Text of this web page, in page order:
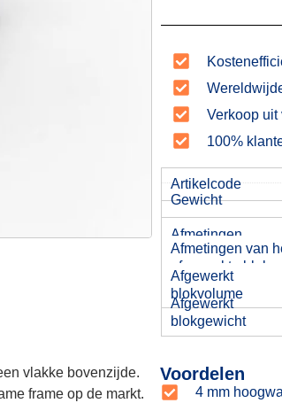
vlakke bovenzijde.
frame op de markt.
Verkoop uit
100%
Artikelcode
Gewicht
Afmetingen
Afmetingen van
afgewerkte blok
Afgewerkt
blokvolume
Afgewerkt
blokgewicht
Voordelen
4 mm